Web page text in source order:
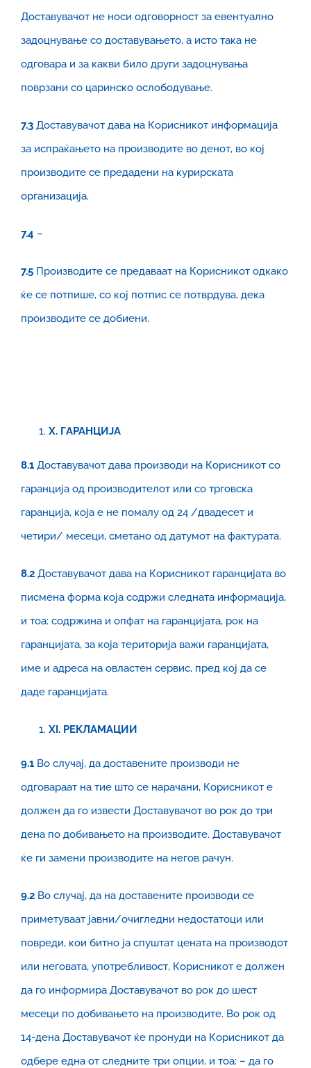
Доставувачот не носи одговорност за евентуално
задоцнување со доставувањето, а исто така не
одговара и за какви било други задоцнувања
поврзани со царинско ослободување.
7.3 Доставувачот дава на Корисникот информација
за испраќањето на производите во денот, во кој
производите се предадени на курирската
организација.
7.4 –
7.5 Производите се предаваат на Корисникот одкако
ќе се потпише, со кој потпис се потврдува, дека
производите се добиени.
X. ГАРАНЦИЈА
8.1 Доставувачот дава производи на Корисникот со
гаранција од производителот или со трговска
гаранција, која е не помалу од 24 /двадесет и
четири/ месеци, сметано од датумот на фактурата.
8.2 Доставувачот дава на Корисникот гаранцијата во
писмена форма која содржи следната информација,
и тоа: содржина и опфат на гаранцијата, рок на
гаранцијата, за која територија важи гаранцијата,
име и адреса на овластен сервис, пред кој да се
даде гаранцијата.
XI. РЕКЛАМАЦИИ
9.1 Во случај, да доставените производи не
одговараат на тие што се нарачани, Корисникот е
должен да го извести Доставувачот во рок до три
дена по добивањето на производите. Доставувачот
ќе ги замени производите на негов рачун.
9.2 Во случај, да на доставените производи се
приметуваат јавни/очигледни недостатоци или
повреди, кои битно ја спуштат цената на производот
или неговата, употребливост, Корисникот е должен
да го информира Доставувачот во рок до шест
месеци по добивањето на производите. Во рок од
14-дена Доставувачот ќе пронуди на Корисникот да
одбере една от следните три опции, и тоа: – да го